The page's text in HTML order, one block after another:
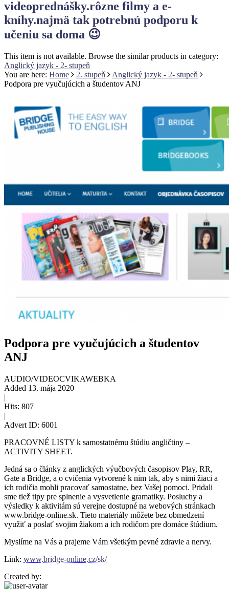
videoprednášky.rôzne filmy a e-
kníhy.najmä tak potrebnú podporu k
učeniu sa doma 😉
This item is not available. Browse the similar products in category:
Anglický jazyk - 2- stupeň
You are here: Home 2. stupeň
Anglický jazyk - 2- stupeň
Podpora pre vyučujúcich a študentov ANJ
Podpora pre vyučujúcich a študentov
ANJ
AUDIO/VIDEOCVIKAWEBKA
Added 13. mája 2020
|
Hits: 807
|
Advert ID: 6001
PRACOVNÉ LISTY k samostatnému štúdiu angličtiny –
ACTIVITY SHEET.
Jedná sa o články z anglických výučbových časopisov Play, RR,
Gate a Bridge, a o cvičenia vytvorené k nim tak, aby s nimi žiaci a
ich rodičia mohli pracovať samostatne, bez Vašej pomoci. Pridali
sme tiež tipy pre splnenie a vysvetlenie gramatiky. Posluchy a
výsledky k aktivitám sú verejne dostupné na webových stránkach
www.bridge-online.sk. Tieto materiály môžete bez obmedzení
využiť a poslať svojim žiakom a ich rodičom pre domáce štúdium.
Myslíme na Vás a prajeme Vám všetkým pevné zdravie a nervy.
Link: www.bridge-online.cz/sk/
Created by: